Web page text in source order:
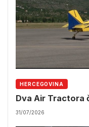
HERCEGOVINA
Dva Air Tractora
31/07/2026